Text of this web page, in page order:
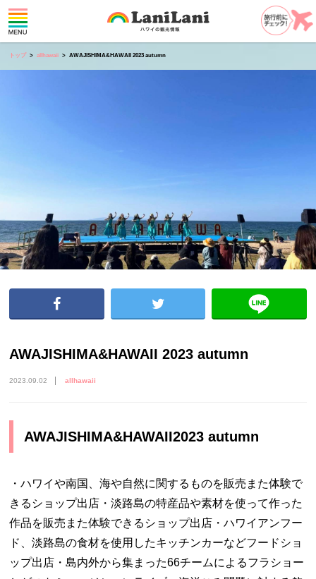
トップ allhawaii AWAJISHIMA&HAWAII 2023 autumn
AWAJISHIMA&HAWAII 2023 autumn
2023.09.02 allhawaii
AWAJISHIMA&HAWAII2023 autumn
・ハワイや南国、海や自然に関するものを販売また体験で
きるショップ出店・淡路島の特産品や素材を使って作った
作品を販売また体験できるショップ出店・ハワイアンフー
ド、淡路島の食材を使用したキッチンカーなどフードショ
ップ出店・島内外から集まった66チームによるフラショー